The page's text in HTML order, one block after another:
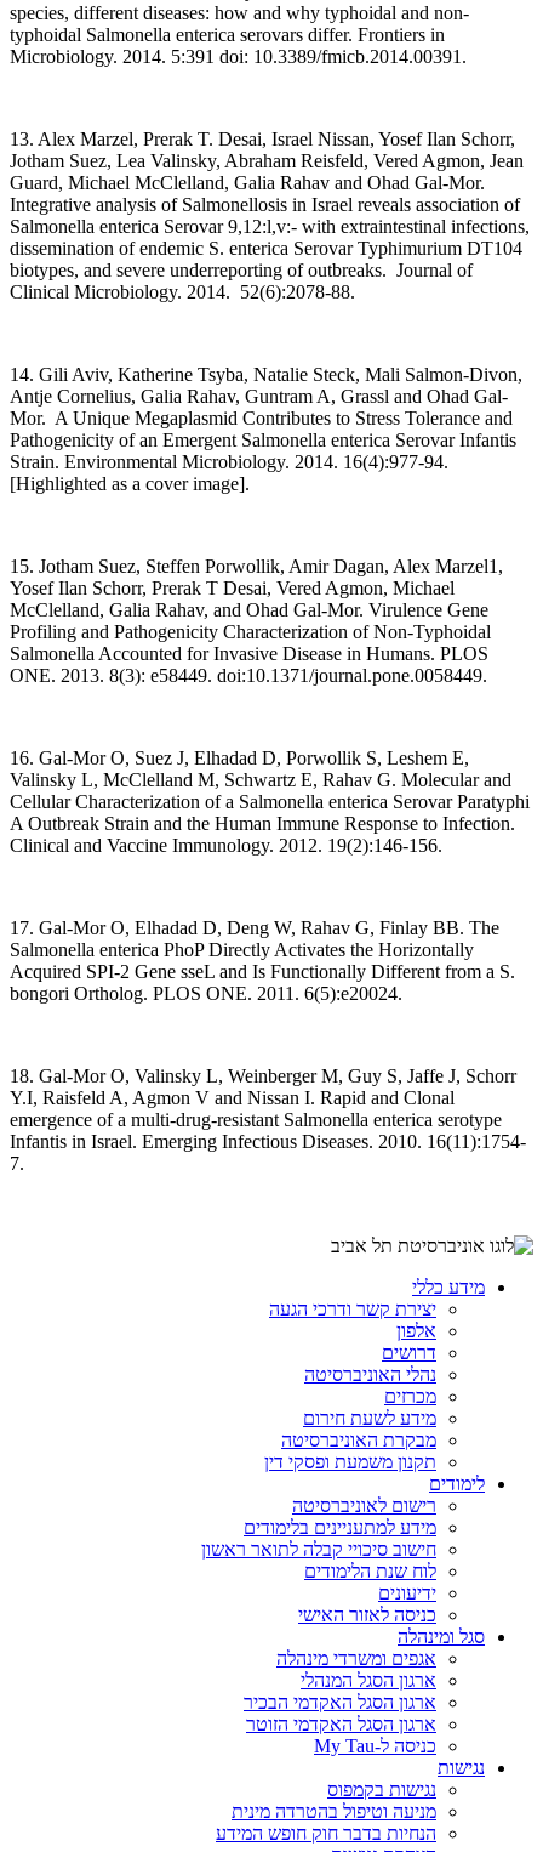
species, different diseases: how and why typhoidal and non-
typhoidal Salmonella enterica serovars differ. Frontiers in
Microbiology. 2014. 5:391 doi: 10.3389/fmicb.2014.00391.
13. Alex Marzel, Prerak T. Desai, Israel Nissan, Yosef Ilan Schorr,
Jotham Suez, Lea Valinsky, Abraham Reisfeld, Vered Agmon, Jean
Guard, Michael McClelland, Galia Rahav and Ohad Gal-Mor.
Integrative analysis of Salmonellosis in Israel reveals association of
Salmonella enterica Serovar 9,12:l,v:- with extraintestinal infections,
dissemination of endemic S. enterica Serovar Typhimurium DT104
biotypes, and severe underreporting of outbreaks. Journal of
Clinical Microbiology. 2014. 52(6):2078-88.
14. Gili Aviv, Katherine Tsyba, Natalie Steck, Mali Salmon-Divon,
Antje Cornelius, Galia Rahav, Guntram A, Grassl and Ohad Gal-
Mor. A Unique Megaplasmid Contributes to Stress Tolerance and
Pathogenicity of an Emergent Salmonella enterica Serovar Infantis
Strain. Environmental Microbiology. 2014. 16(4):977-94.
[Highlighted as a cover image].
15. Jotham Suez, Steffen Porwollik, Amir Dagan, Alex Marzel1,
Yosef Ilan Schorr, Prerak T Desai, Vered Agmon, Michael
McClelland, Galia Rahav, and Ohad Gal-Mor. Virulence Gene
Profiling and Pathogenicity Characterization of Non-Typhoidal
Salmonella Accounted for Invasive Disease in Humans. PLOS
ONE. 2013. 8(3): e58449. doi:10.1371/journal.pone.0058449.
16. Gal-Mor O, Suez J, Elhadad D, Porwollik S, Leshem E,
Valinsky L, McClelland M, Schwartz E, Rahav G. Molecular and
Cellular Characterization of a Salmonella enterica Serovar Paratyphi
A Outbreak Strain and the Human Immune Response to Infection.
Clinical and Vaccine Immunology. 2012. 19(2):146-156.
17. Gal-Mor O, Elhadad D, Deng W, Rahav G, Finlay BB. The
Salmonella enterica PhoP Directly Activates the Horizontally
Acquired SPI-2 Gene sseL and Is Functionally Different from a S.
bongori Ortholog. PLOS ONE. 2011. 6(5):e20024.
18. Gal-Mor O, Valinsky L, Weinberger M, Guy S, Jaffe J, Schorr
Y.I, Raisfeld A, Agmon V and Nissan I. Rapid and Clonal
emergence of a multi-drug-resistant Salmonella enterica serotype
Infantis in Israel. Emerging Infectious Diseases. 2010. 16(11):1754-
7.
מידע כללי
יצירת קשר ודרכי הגעה
אלפון
דרושים
נהלי האוניברסיטה
מכרזים
מידע לשעת חירום
מבקרת האוניברסיטה
תקנון משמעת ופסקי דין
לימודים
רישום לאוניברסיטה
מידע למתעניינים בלימודים
חישוב סיכויי קבלה לתואר ראשון
לוח שנת הלימודים
ידיעונים
כניסה לאזור האישי
סגל ומינהלה
אגפים ומשרדי מינהלה
ארגון הסגל המנהלי
ארגון הסגל האקדמי הבכיר
ארגון הסגל האקדמי הזוטר
כניסה ל-My Tau
נגישות
נגישות בקמפוס
מניעה וטיפול בהטרדה מינית
הנחיות בדבר חוק חופש המידע